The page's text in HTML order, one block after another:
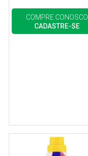
COMPRE CONOSCO
CADASTRE-SE